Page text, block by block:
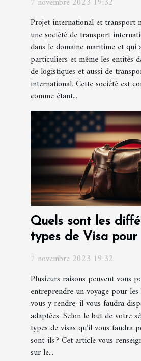
Projet international et transport
une société de transport
dans le domaine maritime et qui
particuliers et même les entités
de logistiques et aussi de
international. Cette société est
comme étant...
Quels sont les
types de Visa pour
7 novembre 2023 19:32
Plusieurs raisons peuvent vous
entreprendre un voyage pour
vous y rendre, il vous faudra
adaptées. Selon le but de votre
types de visas qu’il vous faudra
sont-ils ? Cet article vous
sur le...